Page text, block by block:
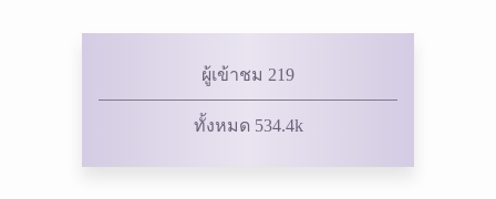
ผู้เข้าชม 219
ทั้งหมด 534.4k